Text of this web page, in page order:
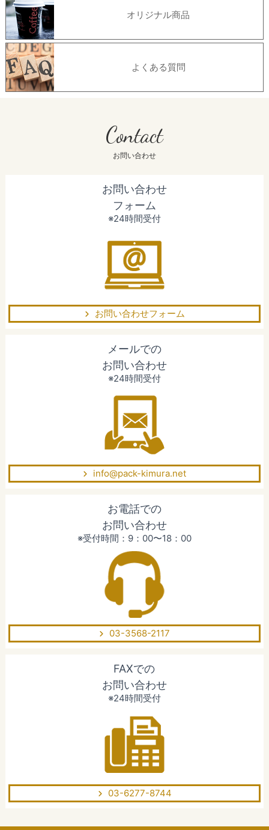
オリジナル商品
よくある質問
Contact
お問い合わせ
お問い合わせ
フォーム
※24時間受付
お問い合わせフォーム
メールでの
お問い合わせ
※24時間受付
info@pack-kimura.net
お電話での
お問い合わせ
※受付時間：9：00〜18：00
03-3568-2117
FAXでの
お問い合わせ
※24時間受付
03-6277-8744